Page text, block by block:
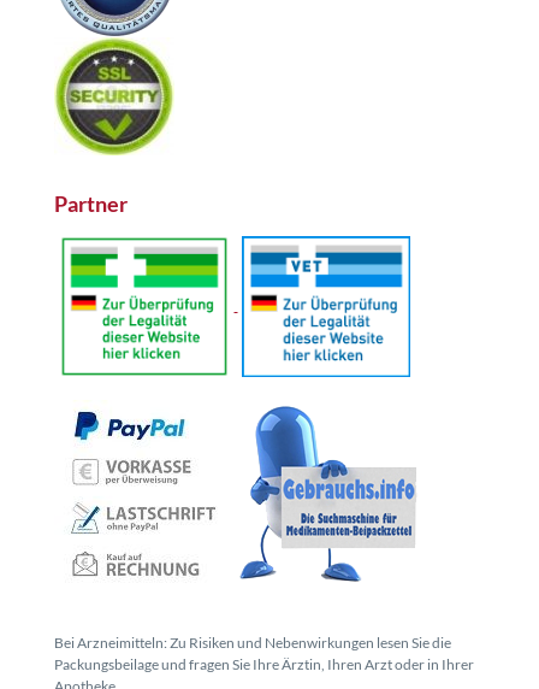
Partner
Bei Arzneimitteln: Zu Risiken und Nebenwirkungen lesen Sie die
Packungsbeilage und fragen Sie Ihre Ärztin, Ihren Arzt oder in Ihrer